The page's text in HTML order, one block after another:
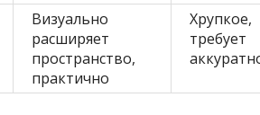
Визуально
расширяет
пространство,
практично
Хрупкое,
требует